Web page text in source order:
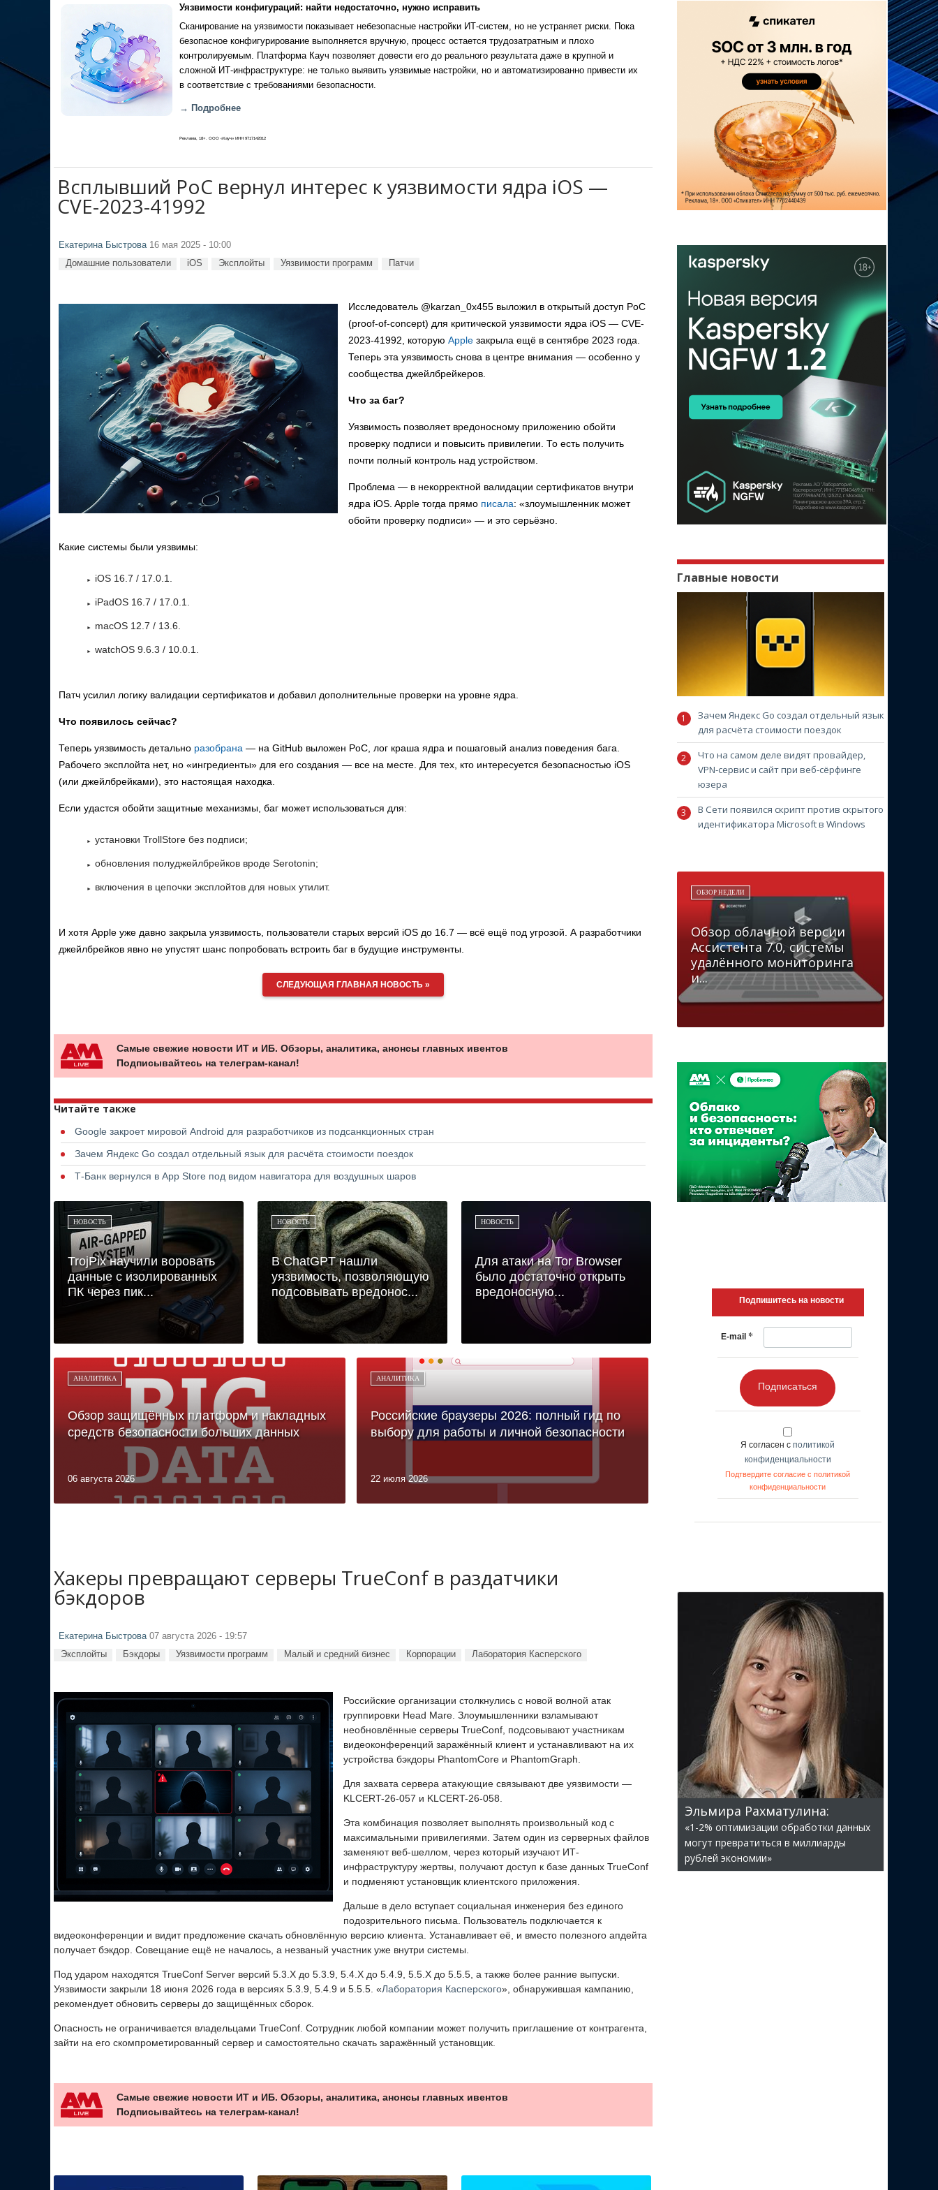
Уязвимости конфигураций: найти недостаточно, нужно исправить
Сканирование на уязвимости показывает небезопасные настройки ИТ-систем, но не устраняет риски. Пока
безопасное конфигурирование выполняется вручную, процесс остается трудозатратным и плохо
контролируемым. Платформа Кауч позволяет довести его до реального результата даже в крупной и
сложной ИТ-инфраструктуре: не только выявить уязвимые настройки, но и автоматизированно привести их
в соответствие с требованиями безопасности.
→ Подробнее
Реклама, 18+. ООО «Кауч» ИНН 9717142012
Всплывший PoC вернул интерес к уязвимости ядра iOS —
CVE-2023-41992
Екатерина Быстрова16 мая 2025 - 10:00
Домашние пользователи iOS Эксплойты Уязвимости программ Патчи
Исследователь @karzan_0x455 выложил в открытый доступ PoC
(proof-of-concept) для критической уязвимости ядра iOS — CVE-
2023-41992, которую Apple закрыла ещё в сентябре 2023 года.
Теперь эта уязвимость снова в центре внимания — особенно у
сообщества джейлбрейкеров.
Что за баг?
Уязвимость позволяет вредоносному приложению обойти
проверку подписи и повысить привилегии. То есть получить
почти полный контроль над устройством.
Проблема — в некорректной валидации сертификатов внутри
ядра iOS. Apple тогда прямо писала: «злоумышленник может
обойти проверку подписи» — и это серьёзно.
Какие системы были уязвимы:
iOS 16.7 / 17.0.1.
iPadOS 16.7 / 17.0.1.
macOS 12.7 / 13.6.
watchOS 9.6.3 / 10.0.1.
Патч усилил логику валидации сертификатов и добавил дополнительные проверки на уровне ядра.
Что появилось сейчас?
Теперь уязвимость детально разобрана — на GitHub выложен PoC, лог краша ядра и пошаговый анализ поведения бага.
Рабочего эксплойта нет, но «ингредиенты» для его создания — все на месте. Для тех, кто интересуется безопасностью iOS
(или джейлбрейками), это настоящая находка.
Если удастся обойти защитные механизмы, баг может использоваться для:
установки TrollStore без подписи;
обновления полуджейлбрейков вроде Serotonin;
включения в цепочки эксплойтов для новых утилит.
И хотя Apple уже давно закрыла уязвимость, пользователи старых версий iOS до 16.7 — всё ещё под угрозой. А разработчики
джейлбрейков явно не упустят шанс попробовать встроить баг в будущие инструменты.
СЛЕДУЮЩАЯ ГЛАВНАЯ НОВОСТЬ »
Самые свежие новости ИТ и ИБ. Обзоры, аналитика, анонсы главных ивентов
Подписывайтесь на телеграм-канал!
Читайте также
Google закроет мировой Android для разработчиков из подсанкционных стран
Зачем Яндекс Go создал отдельный язык для расчёта стоимости поездок
Т-Банк вернулся в App Store под видом навигатора для воздушных шаров
НОВОСТЬ
TrojPix научили воровать
данные с изолированных
ПК через пик...
НОВОСТЬ
В ChatGPT нашли
уязвимость, позволяющую
подсовывать вредонос...
НОВОСТЬ
Для атаки на Tor Browser
было достаточно открыть
вредоносную...
АНАЛИТИКА
Обзор защищённых платформ и накладных
средств безопасности больших данных
06 августа 2026
АНАЛИТИКА
Российские браузеры 2026: полный гид по
выбору для работы и личной безопасности
22 июля 2026
Хакеры превращают серверы TrueConf в раздатчики
бэкдоров
Екатерина Быстрова 07 августа 2026 - 19:57
Эксплойты Бэкдоры Уязвимости программ Малый и средний бизнес Корпорации Лаборатория Касперского
Российские организации столкнулись с новой волной атак
группировки Head Mare. Злоумышленники взламывают
необновлённые серверы TrueConf, подсовывают участникам
видеоконференций заражённый клиент и устанавливают на их
устройства бэкдоры PhantomCore и PhantomGraph.
Для захвата сервера атакующие связывают две уязвимости —
KLCERT-26-057 и KLCERT-26-058.
Эта комбинация позволяет выполнять произвольный код с
максимальными привилегиями. Затем один из серверных файлов
заменяют веб-шеллом, через который изучают ИТ-
инфраструктуру жертвы, получают доступ к базе данных TrueConf
и подменяют установщик клиентского приложения.
Дальше в дело вступает социальная инженерия без единого
подозрительного письма. Пользователь подключается к
видеоконференции и видит предложение скачать обновлённую версию клиента. Устанавливает её, и вместо полезного апдейта
получает бэкдор. Совещание ещё не началось, а незваный участник уже внутри системы.
Под ударом находятся TrueConf Server версий 5.3.X до 5.3.9, 5.4.X до 5.4.9, 5.5.X до 5.5.5, а также более ранние выпуски.
Уязвимости закрыли 18 июня 2026 года в версиях 5.3.9, 5.4.9 и 5.5.5. «Лаборатория Касперского», обнаружившая кампанию,
рекомендует обновить серверы до защищённых сборок.
Опасность не ограничивается владельцами TrueConf. Сотрудник любой компании может получить приглашение от контрагента,
зайти на его скомпрометированный сервер и самостоятельно скачать заражённый установщик.
Самые свежие новости ИТ и ИБ. Обзоры, аналитика, анонсы главных ивентов
Подписывайтесь на телеграм-канал!
Главные новости
Зачем Яндекс Go создал отдельный язык
для расчёта стоимости поездок
Что на самом деле видят провайдер,
VPN-сервис и сайт при веб-сёрфинге
юзера
В Сети появился скрипт против скрытого
идентификатора Microsoft в Windows
ОБЗОР НЕДЕЛИ
Обзор облачной версии
Ассистента 7.0, системы
удалённого мониторинга
и...
Подпишитесь на новости
E-mail *
Подписаться
Я согласен с политикой
конфиденциальности
Подтвердите согласие с политикой
конфиденциальности
Эльмира Рахматулина:
«1-2% оптимизации обработки данных
могут превратиться в миллиарды
рублей экономии»